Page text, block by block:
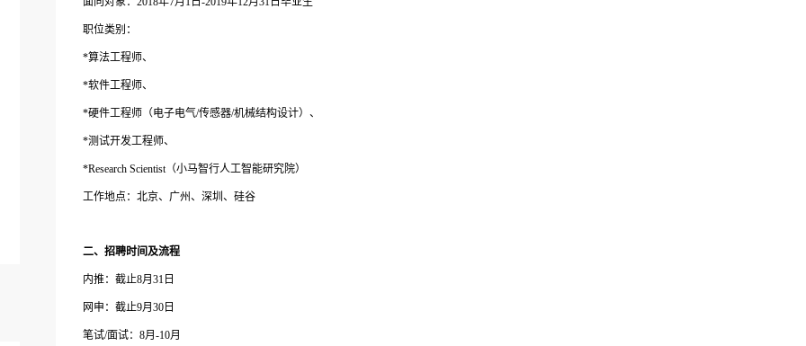
职位类别：
*算法工程师、
*软件工程师、
*硬件工程师（电子电气/传感器/机械结构设计）、
*测试开发工程师、
*Research Scientist（小马智行人工智能研究院）
工作地点：北京、广州、深圳、硅谷
二、招聘时间及流程
内推：截止8月31日
网申：截止9月30日
笔试/面试：8月-10月